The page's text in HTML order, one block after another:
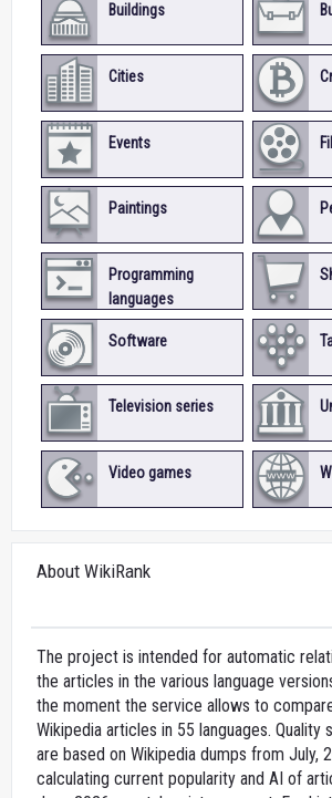
Buildings
Cities
Events
Paintings
Programming
languages
Software
Television series
Video games
About WikiRank
The project is intended for automatic
the articles in the various language
the moment the service allows to
Wikipedia articles in 55 languages.
are based on Wikipedia dumps from July,
calculating current popularity and AI of